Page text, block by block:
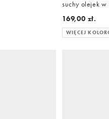
suchy olejek w
169,00 zł.
WIĘCEJ